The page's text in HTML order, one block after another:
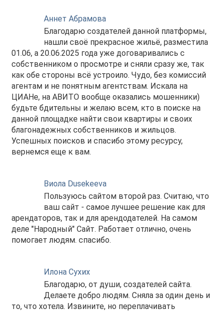
Аннет Абрамова
Благодарю создателей данной платформы,
нашли своё прекрасное жильё, разместила
01.06, а 20.06.2025 года уже договаривались с
собственником о просмотре и сняли сразу же, так
как обе стороны всё устроило. Чудо, без комиссий
агентам и не понятным агентствам. Искала на
ЦИАНе, на АВИТО вообще оказались мошенники)
будьте бдительны и желаю всем, кто в поиске на
данной площадке найти свои квартиры и своих
благонадежных собственников и жильцов.
Успешных поисков и спасибо этому ресурсу,
вернемся еще к вам.
Виола Dusekeeva
Пользуюсь сайтом второй раз. Считаю, что
ваш сайт - самое лучшее решение как для
арендаторов, так и для арендодателей. На самом
деле "Народный" Сайт. Работает отлично, очень
помогает людям. спасибо.
Илона Сухих
Благодарю, от души, создателей сайта.
Делаете добро людям. Сняла за один день и
то, что хотела. Извините, но переплачивать